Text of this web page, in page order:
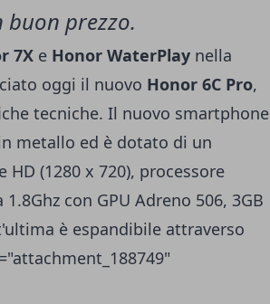
prezzo.
7X e Honor WaterPlay nella
oggi il nuovo Honor 6C Pro,
tecniche. Il nuovo smartphone
metallo ed è dotato di un
HD (1280 x 720), processore
con GPU Adreno 506, 3GB
è espandibile attraverso